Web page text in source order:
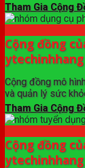
Tham Gia Cộng
Cộng đồng
ytechinhhang
Cộng đồng mô
và quản lý sức
Tham Gia Cộng
Cộng đồng
ytechinhhang